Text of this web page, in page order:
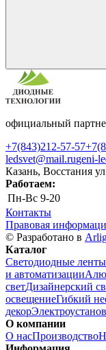
официальный
+7(843)212-57-57
ledsvet@mail.rugeni-
Казань, Восстания
Работаем:
Пн-Вс 9-20
Контакты
Правовая
© Разработано в
Каталог
Светодиодные ленты
и автоматизации
светДизайнерский
освещениеГибкий
декор
О компании
О насПроизводство